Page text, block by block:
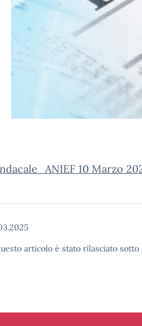
10 Marzo
articolo è stato rilasciato